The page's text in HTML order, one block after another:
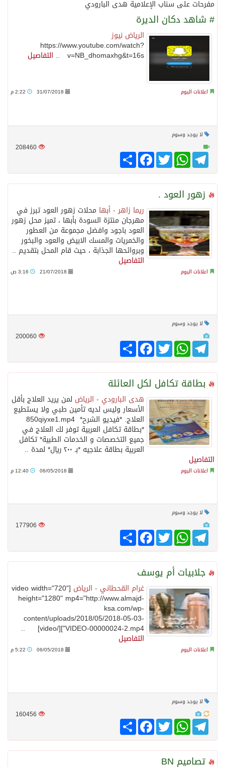
مفرحات على سناب الإعلامية هدى البارودي
# شاهد دكان الديرة
الرياض نيوز
https://www.youtube.com/watch?
v=NB_dhomaxhg&t=16s .. التفاصيل
اعلانات اليوم 31/07/2018
لا يوجد وسوم
208460
انشر
FacebookTwitter
WhatsAppTelegram
زهور العود .
ريما زاهر - أبها محلات زهور العود تبرز في
مهرجان منتزة السودة بأبها ، تميز محل زهور
العود باجود وافضل مجموعة من العطور
والخمريات والمسك الابيض والعود والبخور
وبروائحها الجذابة ، حيث قام المحل بتقديم ..
التفاصيل
اعلانات اليوم 21/07/2018
لا يوجد وسوم
200060
انشر
FacebookTwitter
WhatsAppTelegram
بطاقة تكافل لكل العائلة
هدى البارودي - الرياض لمن يريد العلاج بأقل
الأسعار وليس لديه تأمين طبي ولا يستطيع
العلاج. *فيديو الشرح* 850qiyxe1.mp4
*بطاقة تكافل العربية توفر لك العلاج في
جميع التخصصات و الخدمات الطبية* تكافل
العربية بطاقة علاجيه *بـ ٢٠٠ ريال* لمدة ..
التفاصيل
اعلانات اليوم 06/05/2018
لا يوجد وسوم
177906
انشر
FacebookTwitter
WhatsAppTelegram
جلابيات أم يوسف
غرام القحطاني - الرياض [video width="720"
height="1280" mp4="http://www.almajd-
ksa.com/wp-
content/uploads/2018/05/2018-05-03-
VIDEO-00000024-2.mp4"][/video] ..
التفاصيل
اعلانات اليوم 06/05/2018
لا يوجد وسوم
160456
انشر
FacebookTwitter
WhatsAppTelegram
تصاميم BN